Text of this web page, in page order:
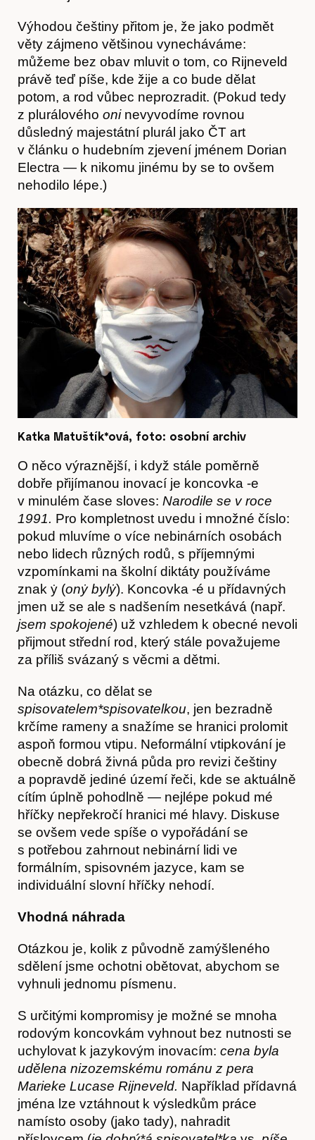
Akce
O nás
Obchod
Kontakt
Výhodou češtiny přitom je, že jako podmět
věty zájmeno většinou vynecháváme:
můžeme bez obav mluvit o tom, co Rijneveld
právě teď píše, kde žije a co bude dělat
potom, a rod vůbec neprozradit. (Pokud tedy
z plurálového oninevyvodíme rovnou
důsledný majestátní plurál jako ČT art
v článku o hudebním zjevení jménem Dorian
Electra — k nikomu jinému by se to ovšem
nehodilo lépe.)
Katka Matuštík*ová, foto: osobní archiv
O něco výraznější, i když stále poměrně
dobře přijímanou inovací je koncovka -e
v minulém čase sloves: Narodile se v roce
1991. Pro kompletnost uvedu i množné číslo:
pokud mluvíme o více nebinárních osobách
nebo lidech různých rodů, s příjemnými
vzpomínkami na školní diktáty používáme
znak ẏ (onẏ bylẏ). Koncovka -é u přídavných
jmen už se ale s nadšením nesetkává (např.
jsem spokojené) už vzhledem k obecné nevoli
přijmout střední rod, který stále považujeme
za příliš svázaný s věcmi a dětmi.
Na otázku, co dělat se
spisovatelem*spisovatelkou, jen bezradně
krčíme rameny a snažíme se hranici prolomit
aspoň formou vtipu. Neformální vtipkování je
obecně dobrá živná půda pro revizi češtiny
a popravdě jediné území řeči, kde se aktuálně
cítím úplně pohodlně — nejlépe pokud mé
hříčky nepřekročí hranici mé hlavy. Diskuse
se ovšem vede spíše o vypořádání se
s potřebou zahrnout nebinární lidi ve
formálním, spisovném jazyce, kam se
individuální slovní hříčky nehodí.
Vhodná náhrada
Otázkou je, kolik z původně zamýšleného
sdělení jsme ochotni obětovat, abychom se
vyhnuli jednomu písmenu.
S určitými kompromisy je možné se mnoha
rodovým koncovkám vyhnout bez nutnosti se
uchylovat k jazykovým inovacím: cena byla
udělena nizozemskému románu z pera
Marieke Lucase Rijneveld. Například přídavná
jména lze vztáhnout k výsledkům práce
namísto osoby (jako tady), nahradit